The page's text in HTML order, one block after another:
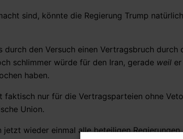
sind, könnte die Regierung Trump
durch den Versuch einen Vertragsbruch
schlimmer würde für den Iran, gerade weil
haben.
faktisch nur für die Vertragsparteien ohne
Union.
jetzt wieder einmal alle beteiligen